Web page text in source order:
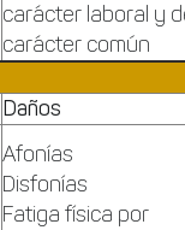
carácter laboral y
carácter común
Daños
Afonías
Disfonías
Fatiga física por